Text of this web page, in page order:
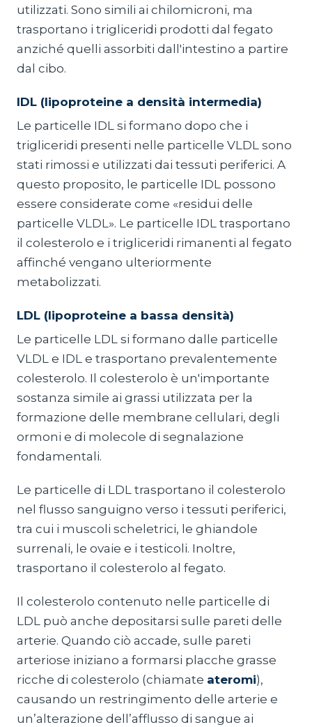
utilizzati. Sono simili ai chilomicroni, ma
trasportano i trigliceridi prodotti dal fegato
anziché quelli assorbiti dall'intestino a partire
dal cibo.
IDL (lipoproteine a densità intermedia)
Le particelle IDL si formano dopo che i
trigliceridi presenti nelle particelle VLDL sono
stati rimossi e utilizzati dai tessuti periferici. A
questo proposito, le particelle IDL possono
essere considerate come «residui delle
particelle VLDL». Le particelle IDL trasportano
il colesterolo e i trigliceridi rimanenti al fegato
affinché vengano ulteriormente
metabolizzati.
LDL (lipoproteine a bassa densità)
Le particelle LDL si formano dalle particelle
VLDL e IDL e trasportano prevalentemente
colesterolo. Il colesterolo è un'importante
sostanza simile ai grassi utilizzata per la
formazione delle membrane cellulari, degli
ormoni e di molecole di segnalazione
fondamentali.
Le particelle di LDL trasportano il colesterolo
nel flusso sanguigno verso i tessuti periferici,
tra cui i muscoli scheletrici, le ghiandole
surrenali, le ovaie e i testicoli. Inoltre,
trasportano il colesterolo al fegato.
Il colesterolo contenuto nelle particelle di
LDL può anche depositarsi sulle pareti delle
arterie. Quando ciò accade, sulle pareti
arteriose iniziano a formarsi placche grasse
ricche di colesterolo (chiamate ateromi),
causando un restringimento delle arterie e
un’alterazione dell’afflusso di sangue ai